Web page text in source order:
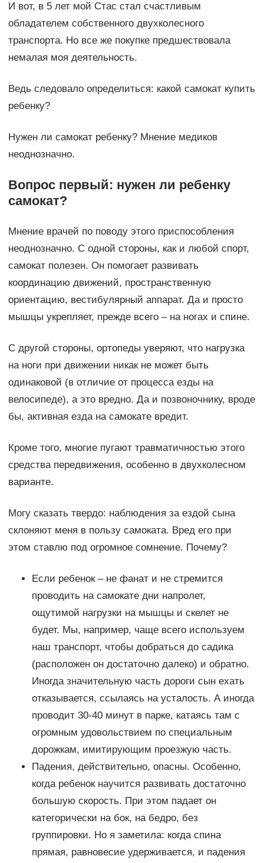
И вот, в 5 лет мой Стас стал счастливым
обладателем собственного двухколесного
транспорта. Но все же покупке предшествовала
немалая моя деятельность.
Ведь следовало определиться: какой самокат купить
ребенку?
Нужен ли самокат ребенку? Мнение медиков
неоднозначно.
Вопрос первый: нужен ли ребенку
самокат?
Мнение врачей по поводу этого приспособления
неоднозначно. С одной стороны, как и любой спорт,
самокат полезен. Он помогает развивать
координацию движений, пространственную
ориентацию, вестибулярный аппарат. Да и просто
мышцы укрепляет, прежде всего – на ногах и спине.
С другой стороны, ортопеды уверяют, что нагрузка
на ноги при движении никак не может быть
одинаковой (в отличие от процесса езды на
велосипеде), а это вредно. Да и позвоночнику, вроде
бы, активная езда на самокате вредит.
Кроме того, многие пугают травматичностью этого
средства передвижения, особенно в двухколесном
варианте.
Могу сказать твердо: наблюдения за ездой сына
склоняют меня в пользу самоката. Вред его при
этом ставлю под огромное сомнение. Почему?
Если ребенок – не фанат и не стремится
проводить на самокате дни напролет,
ощутимой нагрузки на мышцы и скелет не
будет. Мы, например, чаще всего используем
наш транспорт, чтобы добраться до садика
(расположен он достаточно далеко) и обратно.
Иногда значительную часть дороги сын ехать
отказывается, ссылаясь на усталость. А иногда
проводит 30-40 минут в парке, катаясь там с
огромным удовольствием по специальным
дорожкам, имитирующим проезжую часть.
Падения, действительно, опасны. Особенно,
когда ребенок научится развивать достаточно
большую скорость. При этом падает он
категорически на бок, на бедро, без
группировки. Но я заметила: когда спина
прямая, равновесие удерживается, и падения